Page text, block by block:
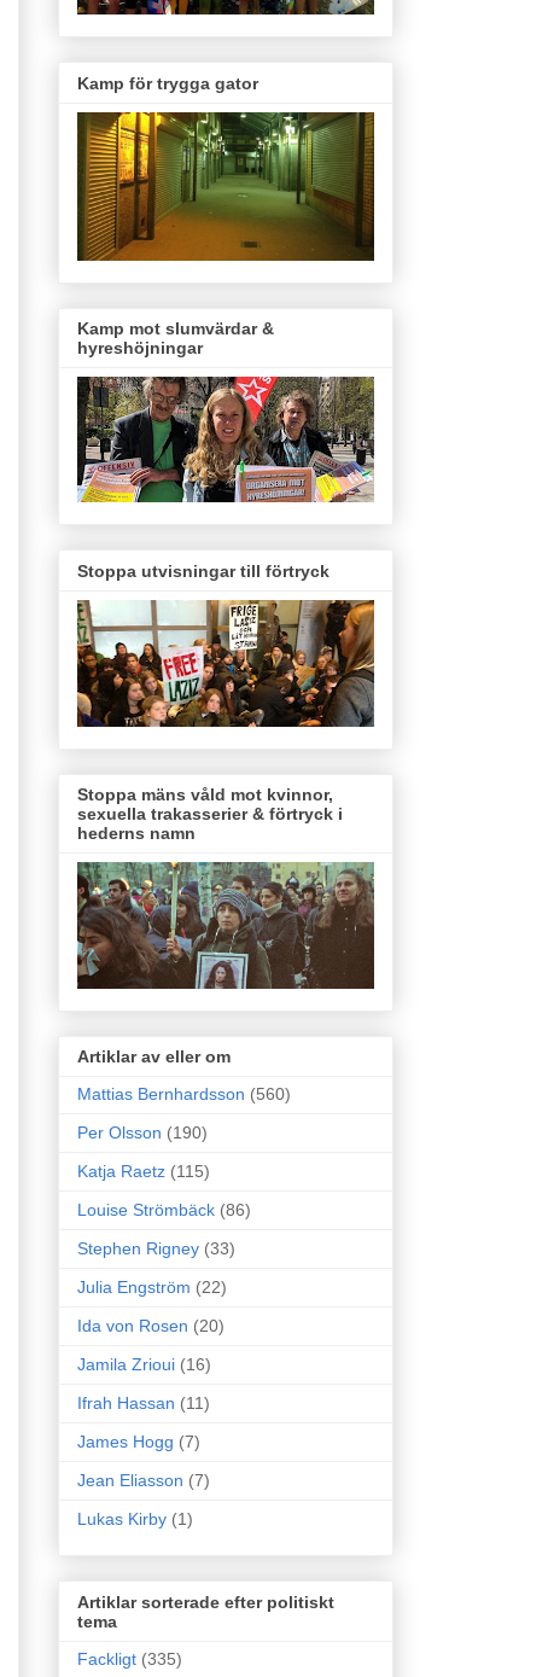
Kamp för trygga gator
Kamp mot slumvärdar &
hyreshöjningar
Stoppa utvisningar till förtryck
Stoppa mäns våld mot kvinnor,
sexuella trakasserier & förtryck i
hederns namn
Artiklar av eller om
Mattias Bernhardsson (560)
Per Olsson (190)
Katja Raetz (115)
Louise Strömbäck (86)
Stephen Rigney (33)
Julia Engström (22)
Ida von Rosen (20)
Jamila Zrioui (16)
Ifrah Hassan (11)
James Hogg (7)
Jean Eliasson (7)
Lukas Kirby (1)
Artiklar sorterade efter politiskt
tema
Fackligt (335)